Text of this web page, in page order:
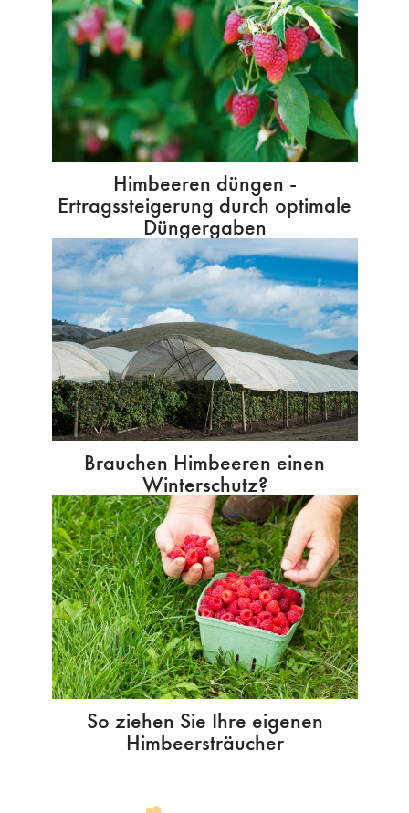
Himbeeren düngen -
Ertragssteigerung durch optimale
Düngergaben
Brauchen Himbeeren einen
Winterschutz?
So ziehen Sie Ihre eigenen
Himbeersträucher